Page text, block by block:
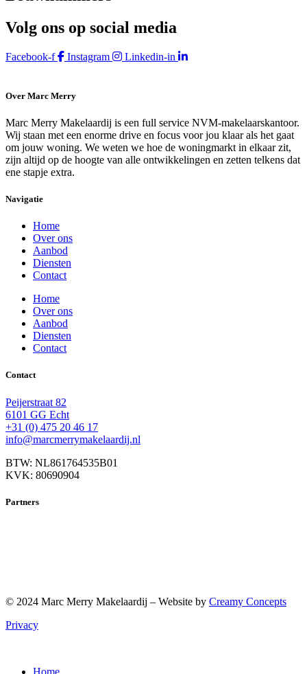
Volg ons op social media
Facebook-f Instagram Linkedin-in
Over Marc Merry
Marc Merry Makelaardij is een full service NVM-makelaarskantoor.
Wij staan met een enorme drive en focus voor jou klaar als het gaat
om jouw woning. We weten we hoe de woningmarkt in elkaar zit,
zijn altijd op de hoogte van alle ontwikkelingen en zetten telkens dat
ene stapje extra.
Navigatie
Home
Over ons
Aanbod
Diensten
Contact
Home
Over ons
Aanbod
Diensten
Contact
Contact
Peijerstraat 82
6101 GG Echt
+31 (0) 475 20 46 17
info@marcmerrymakelaardij.nl
BTW: NL861764535B01
KVK: 80690904
Partners
© 2024 Marc Merry Makelaardij – Website by Creamy Concepts
Privacy
Home